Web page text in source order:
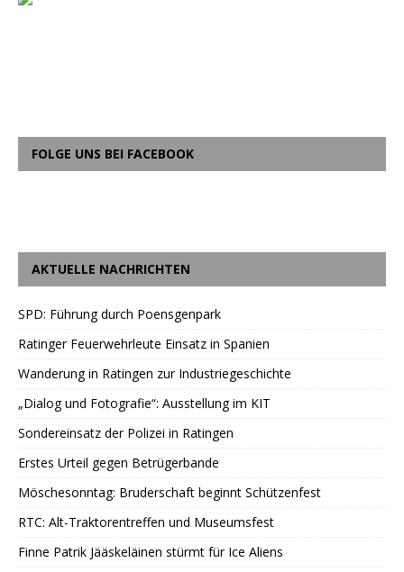
FOLGE UNS BEI FACEBOOK
AKTUELLE NACHRICHTEN
SPD: Führung durch Poensgenpark
Ratinger Feuerwehrleute Einsatz in Spanien
Wanderung in Ratingen zur Industriegeschichte
„Dialog und Fotografie“: Ausstellung im KIT
Sondereinsatz der Polizei in Ratingen
Erstes Urteil gegen Betrügerbande
Möschesonntag: Bruderschaft beginnt Schützenfest
RTC: Alt-Traktorentreffen und Museumsfest
Finne Patrik Jääskeläinen stürmt für Ice Aliens